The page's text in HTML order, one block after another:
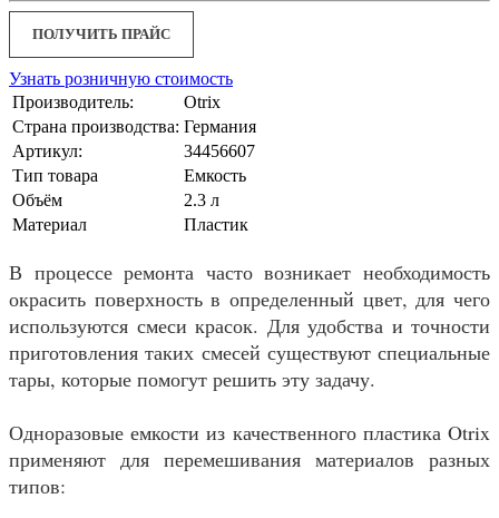
ПОЛУЧИТЬ ПРАЙС
Узнать розничную стоимость
Производитель:
Otrix
Страна производства: Германия
Артикул:
34456607
Тип товара
Емкость
Объём
2.3 л
Материал
Пластик
В процессе ремонта часто возникает необходимость
окрасить поверхность в определенный цвет, для чего
используются смеси красок. Для удобства и точности
приготовления таких смесей существуют специальные
тары, которые помогут решить эту задачу.
Одноразовые емкости из качественного пластика Otrix
применяют для перемешивания материалов разных
типов: